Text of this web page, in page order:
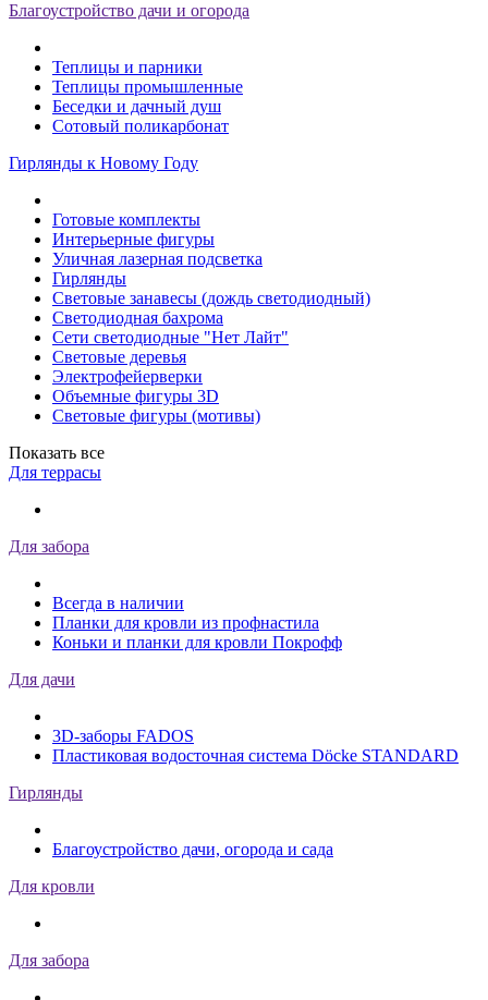
Благоустройство дачи и огорода
Теплицы и парники
Теплицы промышленные
Беседки и дачный душ
Сотовый поликарбонат
Гирлянды к Новому Году
Готовые комплекты
Интерьерные фигуры
Уличная лазерная подсветка
Гирлянды
Световые занавесы (дождь светодиодный)
Светодиодная бахрома
Сети светодиодные "Нет Лайт"
Световые деревья
Электрофейерверки
Объемные фигуры 3D
Световые фигуры (мотивы)
Показать все
Для террасы
Для забора
Всегда в наличии
Планки для кровли из профнастила
Коньки и планки для кровли Покрофф
Для дачи
3D-заборы FADOS
Пластиковая водосточная система Döcke STANDARD
Гирлянды
Благоустройство дачи, огорода и сада
Для кровли
Для забора